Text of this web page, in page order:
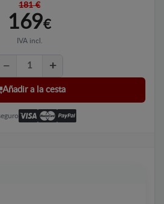
181 €
169€
IVA incl.
Añadir a la cesta